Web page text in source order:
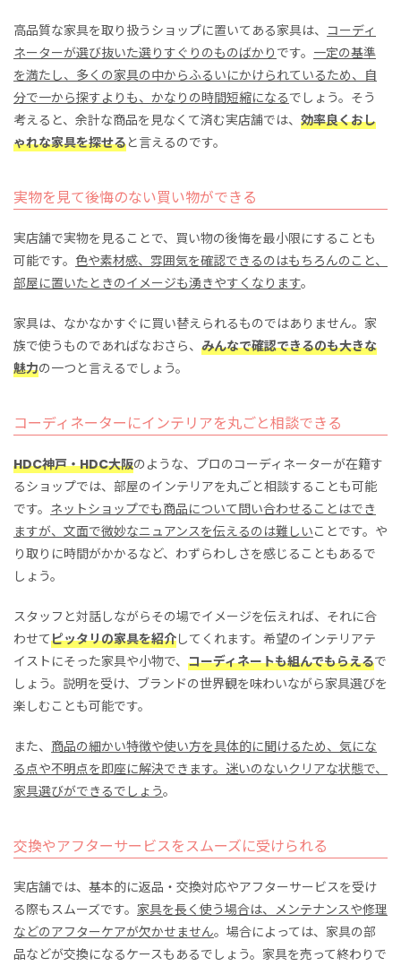
高品質な家具を取り扱うショップに置いてある家具は、 コーディ
ネーターが選び抜いた選りすぐりのものばかり です。 一定の基準
を満たし、多くの家具の中からふるいにかけられているため、自
分で一から探すよりも、かなりの時間短縮になるでしょう。そう
考えると、余計な商品を見なくて済む実店舗では、 効率良くおし
ゃれな家具を探せると言えるのです。
実物を見て後悔のない買い物ができる
実店舗で実物を見ることで、買い物の後悔を最小限にすることも
可能です。 色や素材感、雰囲気を確認できるのはもちろんのこと、
部屋に置いたときのイメージも湧きやすくなります。
家具は、なかなかすぐに買い替えられるものではありません。家
族で使うものであればなおさら、 みんなで確認できるのも大きな
魅力の一つと言えるでしょう。
コーディネーターにインテリアを丸ごと相談できる
HDC神戸・HDC大阪のような、プロのコーディネーターが在籍す
るショップでは、部屋のインテリアを丸ごと相談することも可能
です。 ネットショップでも商品について問い合わせることはでき
ますが、文面で微妙なニュアンスを伝えるのは難しいことです。や
り取りに時間がかかるなど、わずらわしさを感じることもあるで
しょう。
スタッフと対話しながらその場でイメージを伝えれば、それに合
わせてピッタリの家具を紹介してくれます。希望のインテリアテ
イストにそった家具や小物で、 コーディネートも組んでもらえるで
しょう。説明を受け、ブランドの世界観を味わいながら家具選びを
楽しむことも可能です。
また、 商品の細かい特徴や使い方を具体的に聞けるため、気にな
る点や不明点を即座に解決できます。迷いのないクリアな状態で、
家具選びができるでしょう。
交換やアフターサービスをスムーズに受けられる
実店舗では、基本的に返品・交換対応やアフターサービスを受け
る際もスムーズです。 家具を長く使う場合は、メンテナンスや修理
などのアフターケアが欠かせません。場合によっては、家具の部
品などが交換になるケースもあるでしょう。家具を売って終わりで